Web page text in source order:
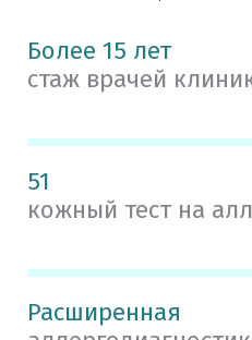
Более 15 лет
стаж врачей
51
кожный тест на
Расширенная